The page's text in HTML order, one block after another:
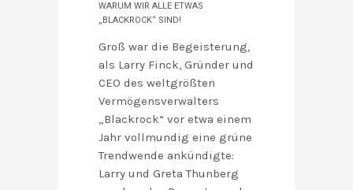
WARUM WIR ALLE ETWAS
„BLACKROCK“ SIND!
Groß war die Begeisterung,
als Larry Finck, Gründer und
CEO des weltgrößten
Vermögensverwalters
„Blackrock“ vor etwa einem
Jahr vollmundig eine grüne
Trendwende ankündigte:
Larry und Greta Thunberg